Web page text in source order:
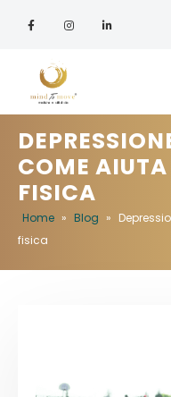
COME
FISICA
Home » Blog »
fisica